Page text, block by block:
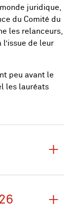
juridique,
du Comité du
les relanceurs,
de leur
peu avant le
les lauréats